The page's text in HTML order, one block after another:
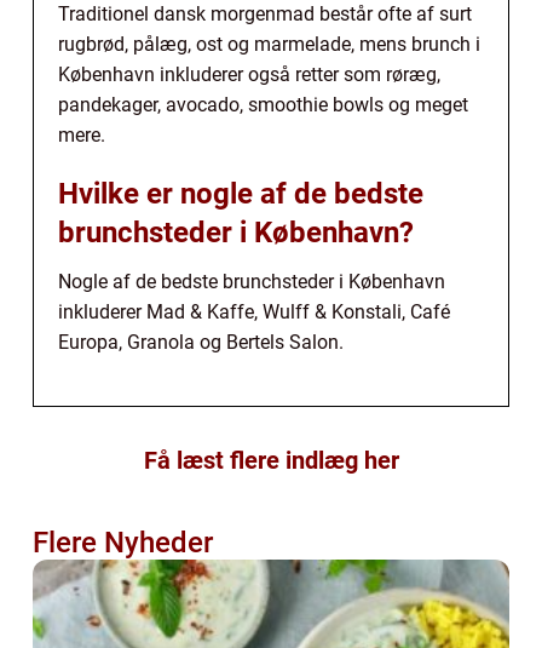
Traditionel dansk morgenmad består ofte af surt
rugbrød, pålæg, ost og marmelade, mens brunch i
København inkluderer også retter som røræg,
pandekager, avocado, smoothie bowls og meget
mere.
Hvilke er nogle af de bedste
brunchsteder i København?
Nogle af de bedste brunchsteder i København
inkluderer Mad & Kaffe, Wulff & Konstali, Café
Europa, Granola og Bertels Salon.
Få læst flere indlæg her
Flere Nyheder